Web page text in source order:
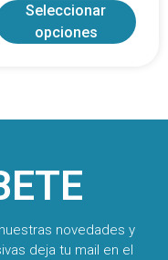
Seleccionar
opciones
novedades y
deja tu mail en el